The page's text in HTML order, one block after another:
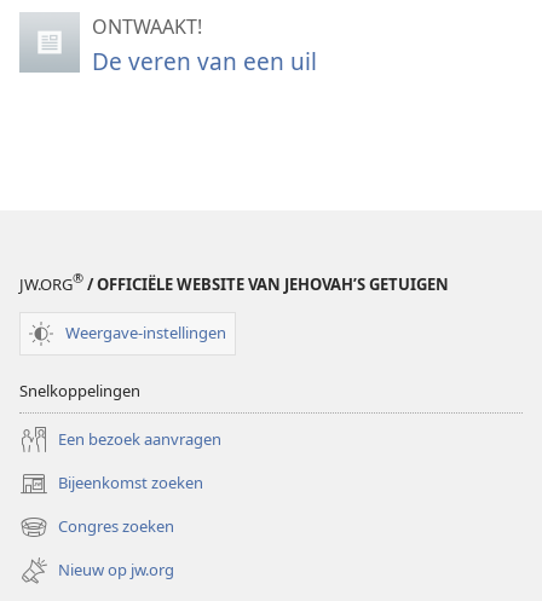
ONTWAAKT!
De veren van een uil
JW.ORG® / OFFICIËLE WEBSITE VAN JEHOVAH’S GETUIGEN
Weergave-instellingen
Snelkoppelingen
Een bezoek aanvragen
Bijeenkomst zoeken
(opent
nieuw
venster)
Congres zoeken
(opent
nieuw
venster)
Nieuw op jw.org